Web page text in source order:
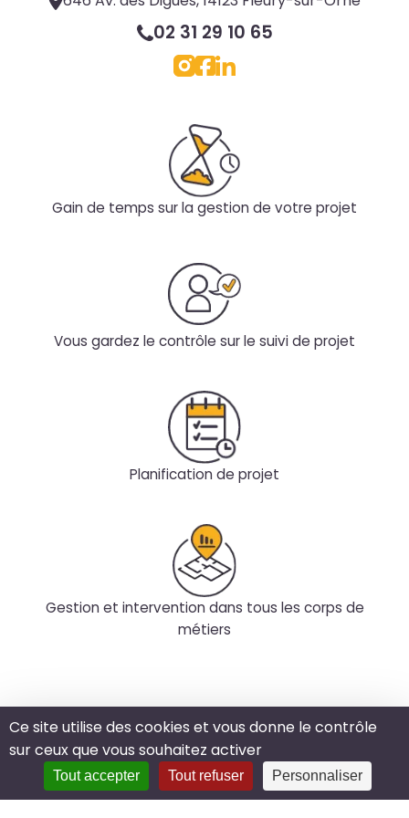
Ce site utilise des cookies et vous donne le contrôle
sur ceux que vous souhaitez activer
Tout accepter Tout refuser Personnaliser
02 31 29 10 65
Gain de temps sur la gestion de votre projet
Vous gardez le contrôle sur le suivi de projet
Planification de projet
Gestion et intervention dans tous les corps de
métiers
Plan du site
Données personnelles
CGE